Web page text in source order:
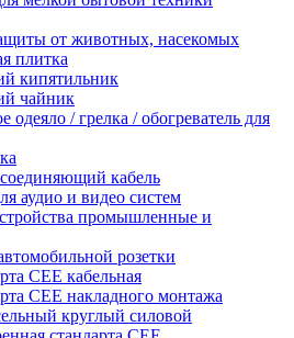
от животных, насекомых
плитка
кипятильник
чайник
одеяло / грелка / обогреватель для
кабель
аудио и видео систем
промышленные и
розетки
CEE кабельная
CEE накладного монтажа
круглый силовой